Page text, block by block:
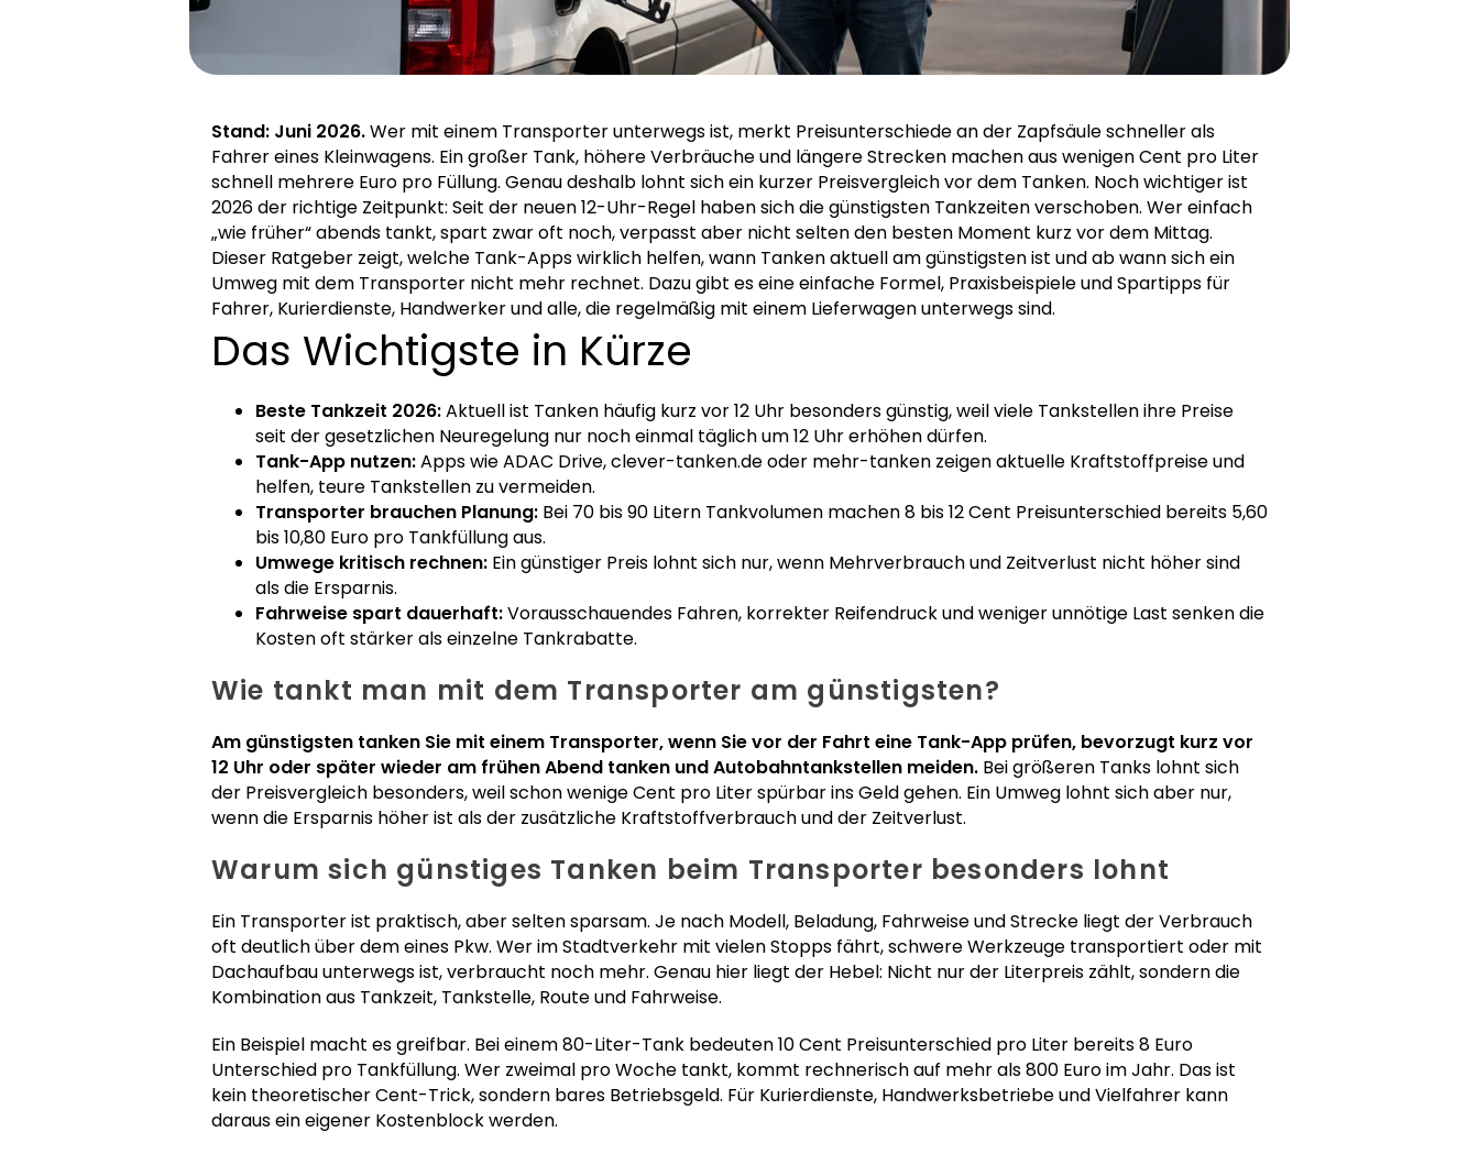
Stand: Juni 2026.Wer mit einem Transporter unterwegs ist, merkt Preisunterschiede an der Zapfsäule schneller als
Fahrer eines Kleinwagens. Ein großer Tank, höhere Verbräuche und längere Strecken machen aus wenigen Cent pro Liter
schnell mehrere Euro pro Füllung. Genau deshalb lohnt sich ein kurzer Preisvergleich vor dem Tanken. Noch wichtiger ist
2026 der richtige Zeitpunkt: Seit der neuen 12-Uhr-Regel haben sich die günstigsten Tankzeiten verschoben. Wer einfach
„wie früher“ abends tankt, spart zwar oft noch, verpasst aber nicht selten den besten Moment kurz vor dem Mittag.
Dieser Ratgeber zeigt, welche Tank-Apps wirklich helfen, wann Tanken aktuell am günstigsten ist und ab wann sich ein
Umweg mit dem Transporter nicht mehr rechnet. Dazu gibt es eine einfache Formel, Praxisbeispiele und Spartipps für
Fahrer, Kurierdienste, Handwerker und alle, die regelmäßig mit einem Lieferwagen unterwegs sind.
Das Wichtigste in Kürze
Beste Tankzeit 2026:Aktuell ist Tanken häufig kurz vor 12 Uhr besonders günstig, weil viele Tankstellen ihre Preise
seit der gesetzlichen Neuregelung nur noch einmal täglich um 12 Uhr erhöhen dürfen.
Tank-App nutzen:Apps wie ADAC Drive, clever-tanken.de oder mehr-tanken zeigen aktuelle Kraftstoffpreise und
helfen, teure Tankstellen zu vermeiden.
Transporter brauchen Planung: Bei 70 bis 90 Litern Tankvolumen machen 8 bis 12 Cent Preisunterschied bereits 5,60
bis 10,80 Euro pro Tankfüllung aus.
Umwege kritisch rechnen: Ein günstiger Preis lohnt sich nur, wenn Mehrverbrauch und Zeitverlust nicht höher sind
als die Ersparnis.
Fahrweise spart dauerhaft:Vorausschauendes Fahren, korrekter Reifendruck und weniger unnötige Last senken die
Kosten oft stärker als einzelne Tankrabatte.
Wie tankt man mit dem Transporter am günstigsten?
Am günstigsten tanken Sie mit einem Transporter, wenn Sie vor der Fahrt eine Tank-App prüfen, bevorzugt kurz vor
12 Uhr oder später wieder am frühen Abend tanken und Autobahntankstellen meiden. Bei größeren Tanks lohnt sich
der Preisvergleich besonders, weil schon wenige Cent pro Liter spürbar ins Geld gehen. Ein Umweg lohnt sich aber nur,
wenn die Ersparnis höher ist als der zusätzliche Kraftstoffverbrauch und der Zeitverlust.
Warum sich günstiges Tanken beim Transporter besonders lohnt
Ein Transporter ist praktisch, aber selten sparsam. Je nach Modell, Beladung, Fahrweise und Strecke liegt der Verbrauch
oft deutlich über dem eines Pkw. Wer im Stadtverkehr mit vielen Stopps fährt, schwere Werkzeuge transportiert oder mit
Dachaufbau unterwegs ist, verbraucht noch mehr. Genau hier liegt der Hebel: Nicht nur der Literpreis zählt, sondern die
Kombination aus Tankzeit, Tankstelle, Route und Fahrweise.
Ein Beispiel macht es greifbar. Bei einem 80-Liter-Tank bedeuten 10 Cent Preisunterschied pro Liter bereits 8 Euro
Unterschied pro Tankfüllung. Wer zweimal pro Woche tankt, kommt rechnerisch auf mehr als 800 Euro im Jahr. Das ist
kein theoretischer Cent-Trick, sondern bares Betriebsgeld. Für Kurierdienste, Handwerksbetriebe und Vielfahrer kann
daraus ein eigener Kostenblock werden.